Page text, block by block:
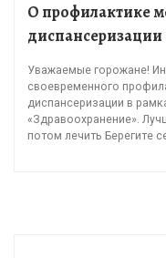
О профилактике
диспансеризации
Уважаемые горожане!
своевременного
диспансеризации в
«Здравоохранение».
потом лечить Берегите